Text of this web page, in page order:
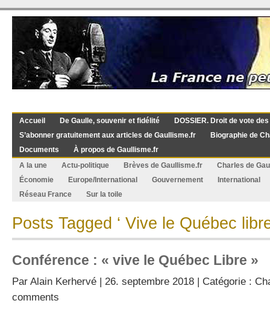
Accueil De Gaulle, souvenir et fidélité
DOSSIER. Droit de vote
S’abonner gratuitement aux articles de Gaullisme.fr
Biographie de
Documents
À propos de Gaullisme.fr
A la une
Actu-politique Brèves de Gaullisme.fr
Charles de
Économie
Europe/International Gouvernement
International
Réseau France
Sur la toile
Posts Tagged ‘ Vive le Québec
Conférence : « vive le Québec Libre »
Par Alain Kerhervé | 26. septembre 2018 | Catégorie :
comments